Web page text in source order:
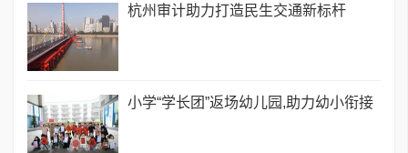
​杭州审计助力打造民生交通新标杆
小学“学长团”返场幼儿园,助力幼小衔接